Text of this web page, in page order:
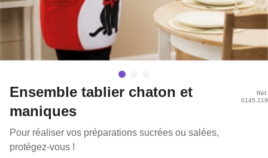
Ensemble tablier chaton et
maniques
Pour réaliser vos préparations sucrées ou salées,
protégez-vous !
Réf.
0145.219